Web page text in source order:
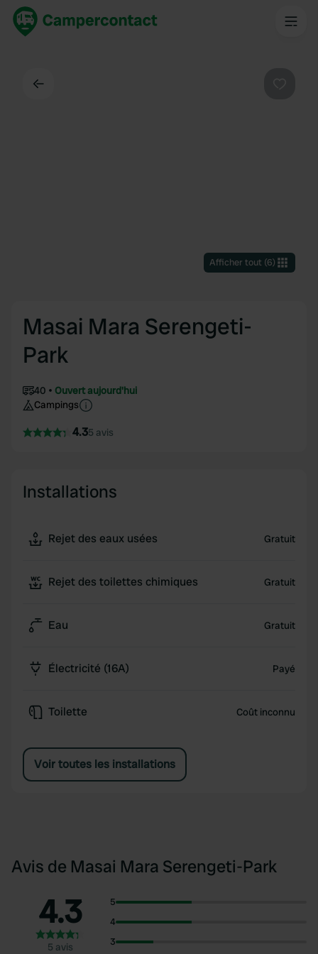
Afficher tout(6)
Masai Mara Seren­geti-
Park
40
Ouvert aujourd'hui
Campings
4.35 avis
Installations
Rejet des eaux usées Gratuit
Rejet des toilettes chimiques Gratuit
Eau Gratuit
Électricité (16A) Payé
Toilette Coût inconnu
Voir toutes les installations
Avis de Masai Mara Seren­geti-Park
4.3
5 avis
5
4
3